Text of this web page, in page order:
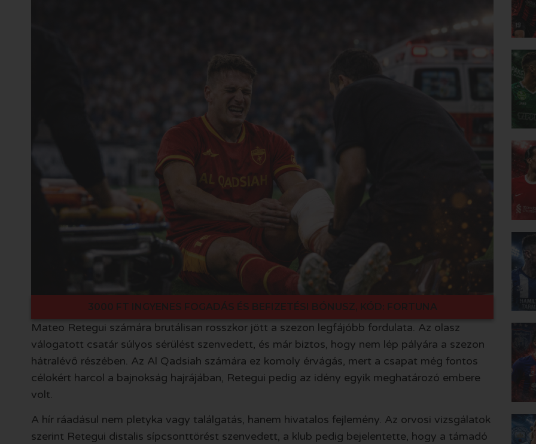
3000 FT INGYENES FOGADÁS ÉS BEFIZETÉSI BÓNUSZ, KÓD: FORTUNA
Mateo Retegui számára brutálisan rosszkor jött a szezon legfájóbb fordulata. Az olasz
válogatott csatár súlyos sérülést szenvedett, és már biztos, hogy nem lép pályára a szezon
hátralévő részében. Az Al Qadsiah számára ez komoly érvágás, mert a csapat még fontos
célokért harcol a bajnokság hajrájában, Retegui pedig az idény egyik meghatározó embere
volt.
A hír ráadásul nem pletyka vagy találgatás, hanem hivatalos fejlemény. Az orvosi vizsgálatok
szerint Retegui distalis sípcsonttörést szenvedett, a klub pedig bejelentette, hogy a támadó